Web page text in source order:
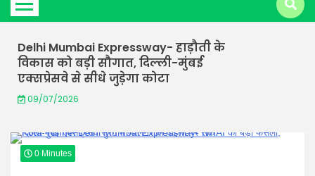
Latest
Hindi
Yamuna water project MoA signed
-राजस्थान को मिली बड़ी सौगात! यमुना
जल परियोजना के MoA पर साइन, 295.5
KM पाइपलाइन से पहुंचेगा पानी
0 Minutes